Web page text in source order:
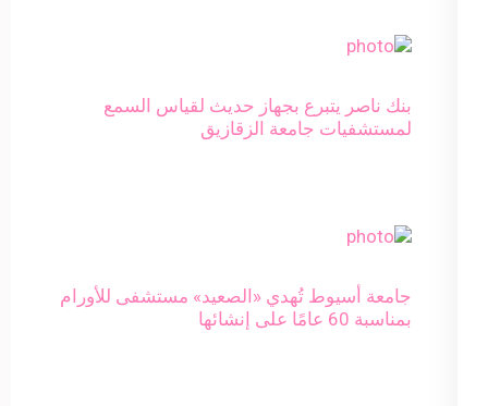
بنك ناصر يتبرع بجهاز حديث لقياس السمع
لمستشفيات جامعة الزقازيق
جامعة أسيوط تُهدي «الصعيد» مستشفى للأورام
بمناسبة 60 عامًا على إنشائها